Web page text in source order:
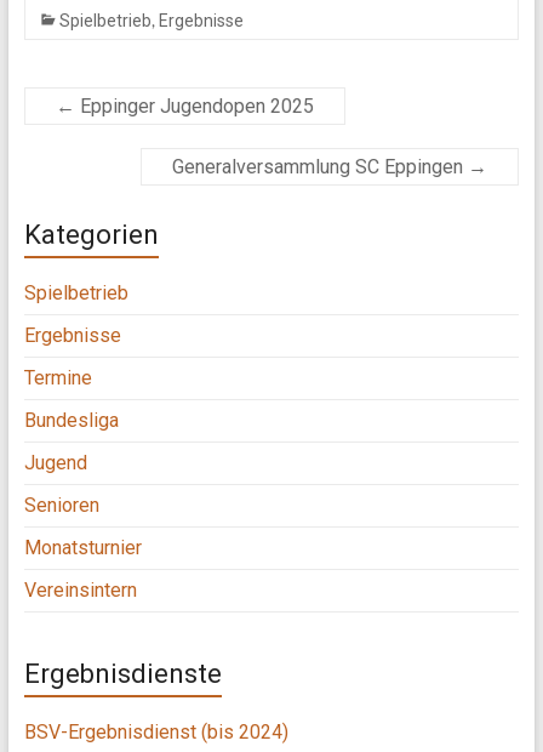
Spielbetrieb, Ergebnisse
← Eppinger Jugendopen 2025
Generalversammlung SC Eppingen →
Kategorien
Spielbetrieb
Ergebnisse
Termine
Bundesliga
Jugend
Senioren
Monatsturnier
Vereinsintern
Ergebnisdienste
BSV-Ergebnisdienst (bis 2024)